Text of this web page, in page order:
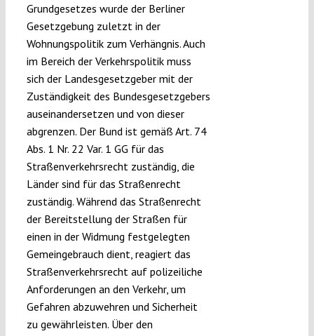
Grundgesetzes wurde der Berliner
Gesetzgebung zuletzt in der
Wohnungspolitik zum Verhängnis. Auch
im Bereich der Verkehrspolitik muss
sich der Landesgesetzgeber mit der
Zuständigkeit des Bundesgesetzgebers
auseinandersetzen und von dieser
abgrenzen. Der Bund ist gemäß Art. 74
Abs. 1 Nr. 22 Var. 1 GG für das
Straßenverkehrsrecht zuständig, die
Länder sind für das Straßenrecht
zuständig. Während das Straßenrecht
der Bereitstellung der Straßen für
einen in der Widmung festgelegten
Gemeingebrauch dient, reagiert das
Straßenverkehrsrecht auf polizeiliche
Anforderungen an den Verkehr, um
Gefahren abzuwehren und Sicherheit
zu gewährleisten. Über den